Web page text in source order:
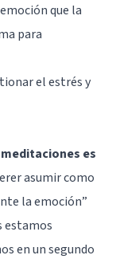
que la
para
el estrés y
es
asumir como
la emoción”
estamos
en un segundo